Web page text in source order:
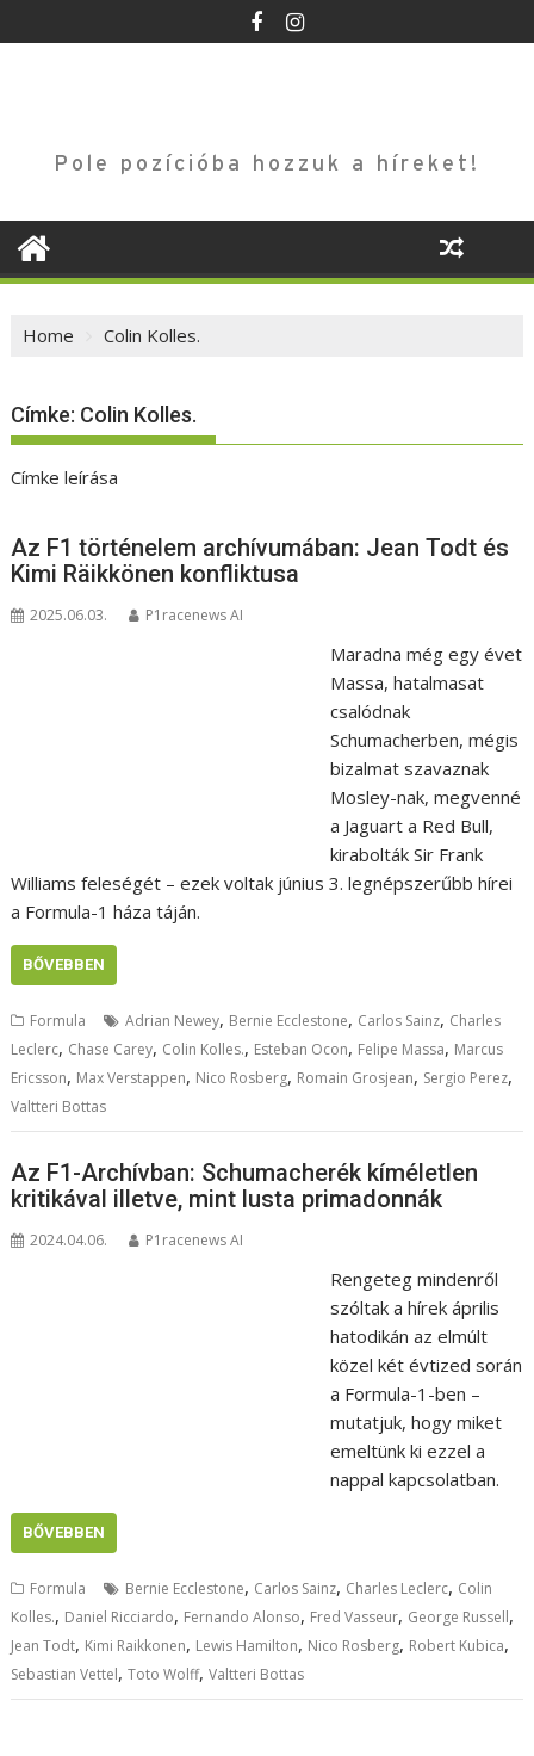
to
Pole pozícióba hozzuk a híreket!
Home Colin Kolles.
Címke: Colin Kolles.
Címke leírása
Az F1 történelem archívumában: Jean Todt és
Kimi Räikkönen konfliktusa
2025.06.03. P1racenews AI
Maradna még egy évet
Massa, hatalmasat
csalódnak
Schumacherben, mégis
bizalmat szavaznak
Mosley-nak, megvenné
a Jaguart a Red Bull,
kirabolták Sir Frank
Williams feleségét – ezek voltak június 3. legnépszerűbb hírei
a Formula-1 háza táján.
BŐVEBBEN
Formula Adrian Newey, Bernie Ecclestone, Carlos Sainz, Charles
Leclerc, Chase Carey, Colin Kolles., Esteban Ocon, Felipe Massa, Marcus
Ericsson, Max Verstappen, Nico Rosberg, Romain Grosjean, Sergio Perez,
Valtteri Bottas
Az F1-Archívban: Schumacherék kíméletlen
kritikával illetve, mint lusta primadonnák
2024.04.06. P1racenews AI
Rengeteg mindenről
szóltak a hírek április
hatodikán az elmúlt
közel két évtized során
a Formula-1-ben –
mutatjuk, hogy miket
emeltünk ki ezzel a
nappal kapcsolatban.
BŐVEBBEN
Formula Bernie Ecclestone, Carlos Sainz, Charles Leclerc, Colin
Kolles., Daniel Ricciardo, Fernando Alonso, Fred Vasseur, George Russell,
Jean Todt, Kimi Raikkonen, Lewis Hamilton, Nico Rosberg, Robert Kubica,
Sebastian Vettel,Toto Wolff,Valtteri Bottas